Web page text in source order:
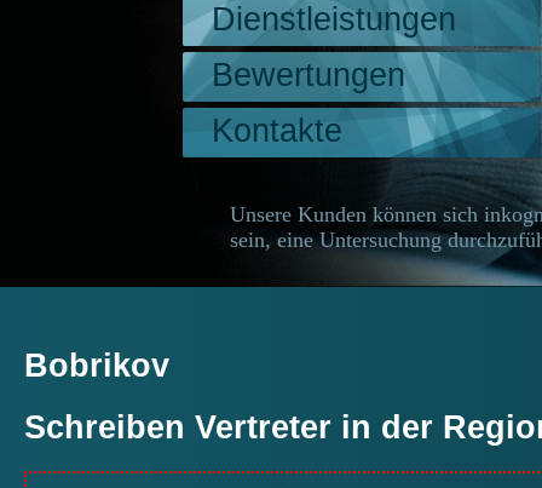
Dienstleistungen
Bewertungen
Kontakte
Unsere Kunden können sich
sein, eine Untersuchung
Bobrikov
Schreiben Vertreter in der